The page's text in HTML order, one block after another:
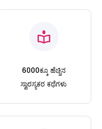
6000ಕ್ಕೂ ಹೆಚ್ಚಿನ
ಸ್ವಾರಸ್ಯಕರ ಕಥೆಗಳು